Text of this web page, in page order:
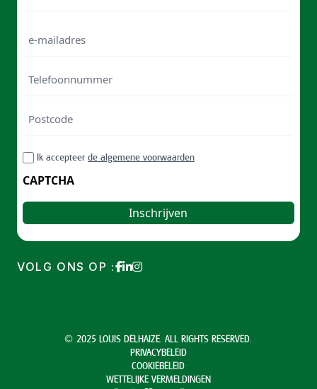
mailadres
/
Postal
RGPDIk accepteer de algemene voorwaarden
CAPTCHA
VOLG ONS OP :
© 2025 LOUIS DELHAIZE. ALL RIGHTS RESERVED.
PRIVACYBELEID
COOKIEBELEID
WETTELIJKE VERMELDINGEN